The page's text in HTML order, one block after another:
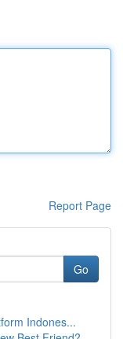
Report Page
Go
Indones...